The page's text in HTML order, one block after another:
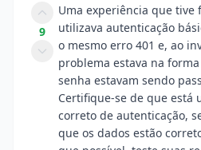
9
Uma experiência que tive
utilizava autenticação
o mesmo erro 401 e, ao
problema estava na
senha estavam sendo
Certifique-se de que está
correto de autenticação,
que os dados estão